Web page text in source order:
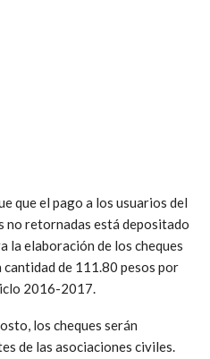
que el pago a los usuarios del
no retornadas está depositado
la elaboración de los cheques
de 111.80 pesos por
2016-2017.
los cheques serán
de las asociaciones civiles.